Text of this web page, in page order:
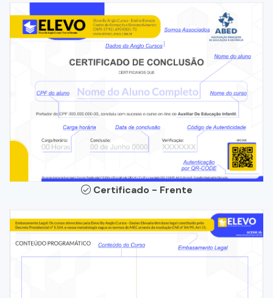
Certificado - Frente